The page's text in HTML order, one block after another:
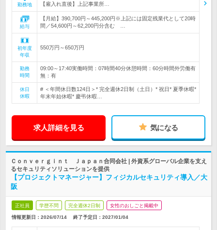
勤務地
【雇入れ直後】上記事業所…
給与
【月給】390,700円～445,200円※上記には固定残業代として20時
間／54,600円～62,200円分含む …
初年度
年収
550万円～650万円
勤務
時間
09:00～17:40実働時間：07時間40分休憩時間：60分時間外労働有
無：有
休日
休暇
# ＜年間休日数124日＞* 完全週休2日制（土日）* 祝日* 夏季休暇*
年末年始休暇* 慶弔休暇…
求人詳細を見る 気になる
Ｃｏｎｖｅｒｇｉｎｔ Ｊａｐａｎ合同会社 | 外資系グローバル企業を支え
るセキュリティソリューションを提供
【プロジェクトマネージャー】フィジカルセキュリティ導入／大
阪
正社員 学歴不問 完全週休2日制 女性のおしごと掲載中
情報更新日：2026/07/14 終了予定日： 2027/01/04